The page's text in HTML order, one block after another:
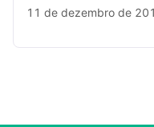
11 de dezembro de